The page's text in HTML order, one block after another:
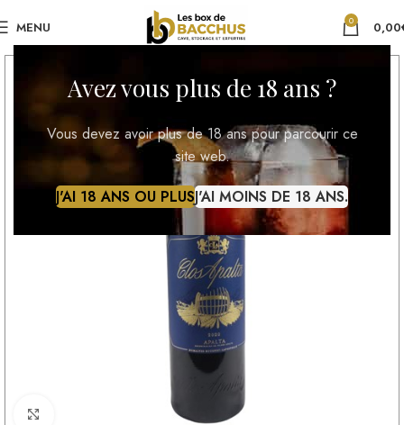
Avez vous plus de 18 ans ?
Vous devez avoir plus de 18 ans pour parcourir ce
site web.
J'AI 18 ANS OU PLUSJ'AI MOINS DE 18 ANS.
MENU 0 0,00
Cliquez pour agrandir